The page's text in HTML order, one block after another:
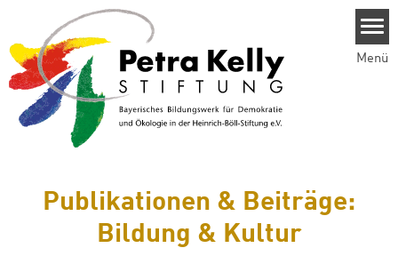
Menü
Publikationen & Beiträge:
Bildung & Kultur